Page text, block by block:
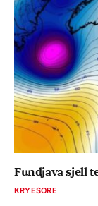
Fundjava sjell
KRYESORE